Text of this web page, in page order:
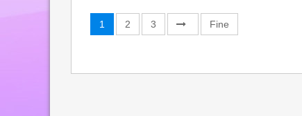
1 2 3 Fine